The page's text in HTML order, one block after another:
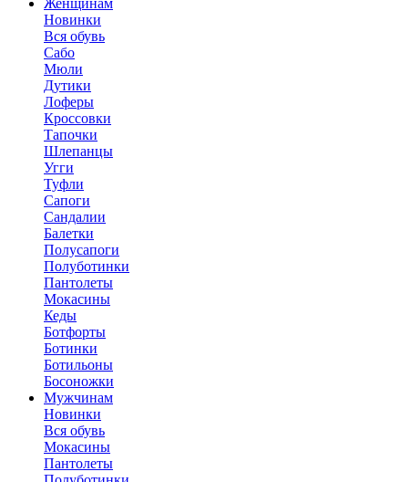
Женщинам
Новинки
Вся обувь
Сабо
Мюли
Дутики
Лоферы
Кроссовки
Тапочки
Шлепанцы
Угги
Туфли
Сапоги
Сандалии
Балетки
Полусапоги
Полуботинки
Пантолеты
Мокасины
Кеды
Ботфорты
Ботинки
Ботильоны
Босоножки
Мужчинам
Новинки
Вся обувь
Мокасины
Пантолеты